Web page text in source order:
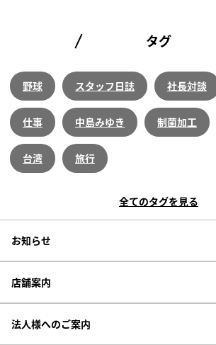
タグ
野球 スタッフ日誌 社長対談
仕事 中島みゆき 制菌加工
台湾 旅行
全てのタグを見る
お知らせ
店舗案内
法人様へのご案内